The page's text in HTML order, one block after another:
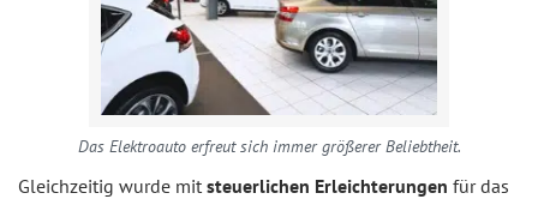
Das Elektroauto erfreut sich immer größerer Beliebtheit.
Gleichzeitig wurde mit steuerlichen Erleichterungen für das